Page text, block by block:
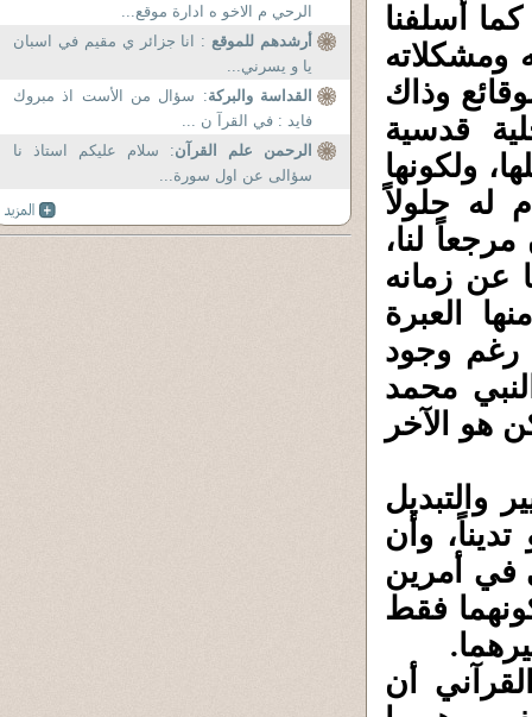
أسلفنا
ومشكلاته
وذاك
قدسية
ولكونها
له حلولاً
لنا،
عن زمانه
العبرة
رغم وجود
محمد
هو الآخر
والتبديل
وأن
في أمرين
فقط
أن
الرحي م الاخو ه ادارة موقع...
أرشدهم للموقع : انا جزائر ي مقيم في اسبان
يا و يسرني...
القداسة والبركة: سؤال من الأست اذ مبروك
فايد : في القرآ ن ...
الرحمن علم القرآن: سلام عليكم استاذ نا
سؤالى عن اول سورة...